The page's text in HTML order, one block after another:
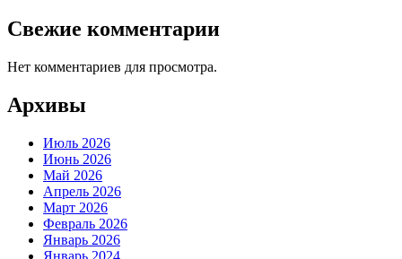
Свежие комментарии
Нет комментариев для просмотра.
Архивы
Июль 2026
Июнь 2026
Май 2026
Апрель 2026
Март 2026
Февраль 2026
Январь 2026